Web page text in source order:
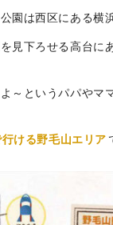
園は西区にある横
見下ろせる高台に
～というパパやマ
ける野毛山エリア